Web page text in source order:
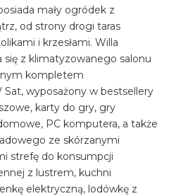
mały ogródek z
od strony drogi taras
i krzesłami. Willa
się z klimatyzowanego salonu
kompletem
wyposażony w bestsellery
karty do gry, gry
PC komputera, a także
ze skórzanymi
strefę do konsumpcji
z lustrem, kuchni
elektryczną, lodówkę z